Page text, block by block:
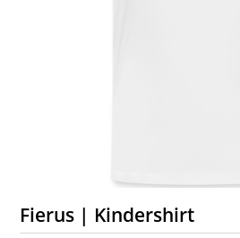
Fierus | Kindershirt